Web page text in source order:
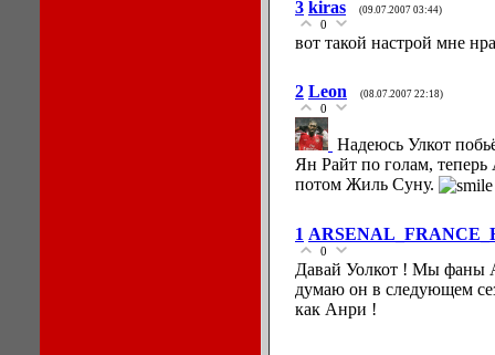
3 kiras (09.07.2007 03:44)
0
вот такой настрой мне
2 Leon (08.07.2007 22:18)
0
Надеюсь Улкот
Ян Райт по голам,
потом Жиль Суну.
1
0
Давай Уолкот ! Мы фаны
думаю он в следующем
как Анри !